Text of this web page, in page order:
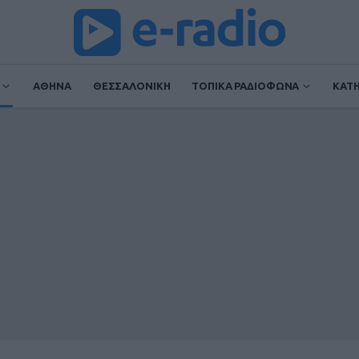
ΑΘΗΝΑ ΘΕΣΣΑΛΟΝΙΚΗ ΤΟΠΙΚΑ ΡΑΔΙΟΦΩΝΑ